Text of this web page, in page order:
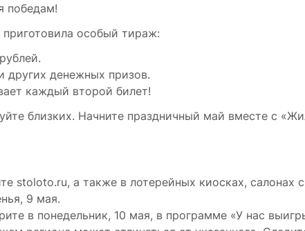
победам!
особый тираж:
денежных призов.
каждый второй билет!
близких. Начните праздничный май вместе с
stoloto.ru, а также в лотерейных киосках, салонах
9 мая.
в понедельник, 10 мая, в программе «У нас